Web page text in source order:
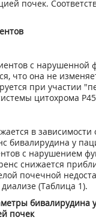
почек.
с нарушенной
что она не
при участии
цитохрома
в зависимости
бивалирудина у
с нарушением
снижается
почечной
(Таблица 1).
бивалирудина
почек